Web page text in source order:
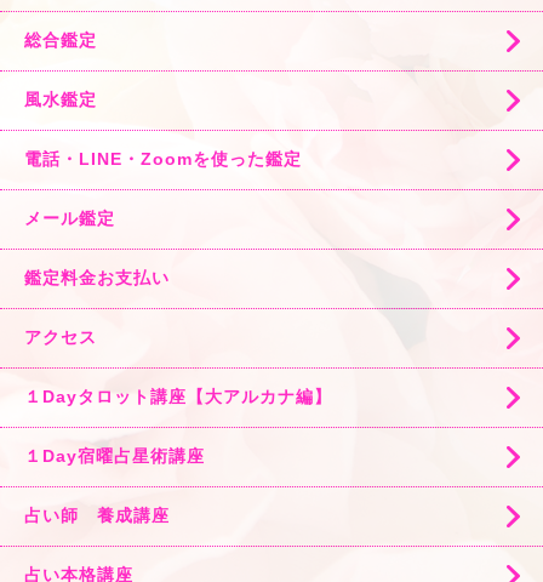
総合鑑定
風水鑑定
電話・LINE・Zoomを使った鑑定
メール鑑定
鑑定料金お支払い
アクセス
１Dayタロット講座【大アルカナ編】
１Day宿曜占星術講座
占い師 養成講座
占い本格講座